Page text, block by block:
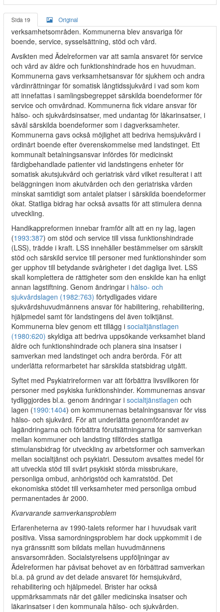
Sida 19 Original
verksamhetsområden. Kommunerna blev ansvariga för
boende, service, sysselsättning, stöd och vård.
Avsikten med Ädelreformen var att samla ansvaret för service
och vård av äldre och funktionshindrade hos en huvudman.
Kommunerna gavs verksamhetsansvar för sjukhem och andra
vårdinrättningar för somatisk långtidssjukvård i vad som kom
att innefattas i samlingsbegreppet särskilda boendeformer för
service och omvårdnad. Kommunerna fick vidare ansvar för
hälso- och sjukvårdsinsatser, med undantag för läkarinsatser, i
såväl särskilda boendeformer som i dagverksamheter.
Kommunerna gavs också möjlighet att bedriva hemsjukvård i
ordinärt boende efter överenskommelse med landstinget. Ett
kommunalt betalningsansvar infördes för medicinskt
färdigbehandlade patienter vid landstingens enheter för
somatisk akutsjukvård och geriatrisk vård vilket resulterat i att
beläggningen inom akutvården och den geriatriska vården
minskat samtidigt som antalet platser i särskilda boendeformer
ökat. Statliga bidrag har också avsatts för att stimulera denna
utveckling.
Handikappreformen innebar framför allt att en ny lag, lagen
(1993:387) om stöd och service till vissa funktionshindrade
(LSS), trädde i kraft. LSS innehåller bestämmelser om särskilt
stöd och särskild service till personer med funktionshinder som
ger upphov till betydande svårigheter i det dagliga livet. LSS
skall komplettera de rättigheter som den enskilde kan ha enligt
annan lagstiftning. Genom ändringar i hälso- och
sjukvårdslagen (1982:763) förtydligades vidare
sjukvårdshuvudmännens ansvar för habilitering, rehabilitering,
hjälpmedel samt för landstingens del även tolktjänst.
Kommunerna blev genom ett tillägg i socialtjänstlagen
(1980:620) skyldiga att bedriva uppsökande verksamhet bland
äldre och funktionshindrade och planera sina insatser i
samverkan med landstinget och andra berörda. För att
underlätta reformarbetet har särskilda statsbidrag utgått.
Syftet med Psykiatrireformen var att förbättra livsvillkoren för
personer med psykiska funktionshinder. Kommunernas ansvar
tydliggjordes bl.a. genom ändringar i socialtjänstlagen och
lagen (1990:1404) om kommunernas betalningsansvar för viss
hälso- och sjukvård. För att underlätta genomförandet av
lagändringarna och förbättra förutsättningarna för samverkan
mellan kommuner och landsting tillfördes statliga
stimulansbidrag för utveckling av arbetsformer och samverkan
mellan socialtjänst och psykiatri. Dessutom avsattes medel för
att utveckla stöd till svårt psykiskt störda missbrukare,
personliga ombud, anhörigstöd och kamratstöd. Det
ekonomiska stödet till verksamheter med personliga ombud
permanentades år 2000.
Kvarvarande samverkansproblem
Erfarenheterna av 1990-talets reformer har i huvudsak varit
positiva. Vissa samordningsproblem har dock uppkommit i de
nya gränssnitt som bildats mellan huvudmännens
ansvarsområden. Socialstyrelsens uppföljningar av
Ädelreformen har påvisat behovet av en förbättrad samverkan
bl.a. på grund av det delade ansvaret för hemsjukvård,
rehabilitering och hjälpmedel. Brister har också
uppmärksammats när det gäller medicinska insatser och
läkarinsatser i den kommunala hälso- och sjukvården.